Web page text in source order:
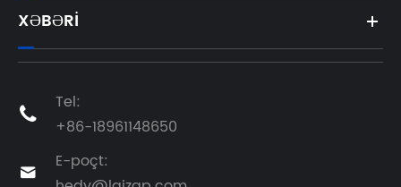
XƏBƏRI

Tel:
+86-18961148650

E-poçt: